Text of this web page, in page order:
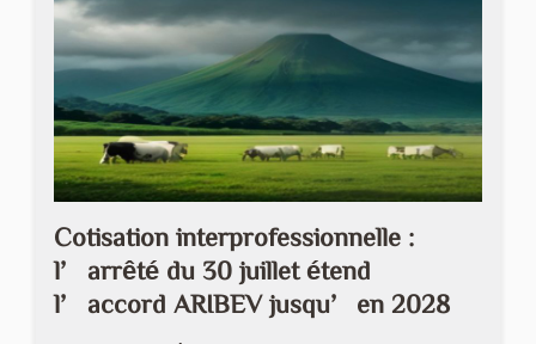
Cotisation interprofessionnelle :
l’arrêté du 30 juillet étend
l’accord ARIBEV jusqu’en 2028